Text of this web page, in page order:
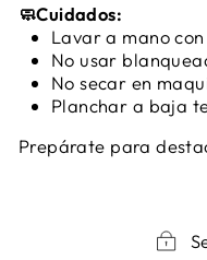
🧼Cuidados:
Lavar a mano
No usar
No secar en
Planchar a baja
Prepárate para